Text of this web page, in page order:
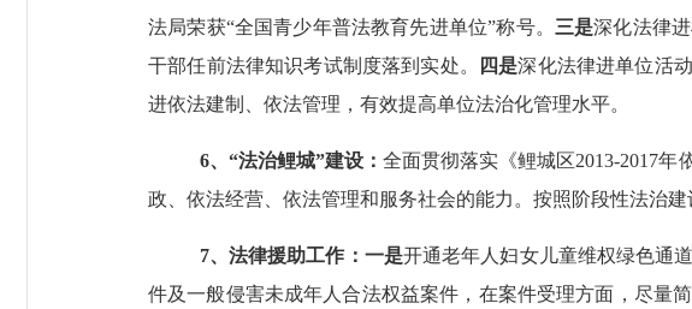
法局荣获“全国青少年普法教育先进单位”称号。 三是深化法律
干部任前法律知识考试制度落到实处。
四是深化法律进单位活
进依法建制、依法管理，有效提高单位法治化管理水平。
6、 “法治鲤城”建设：全面贯彻落实《鲤城区2013-2017年
政、依法经营、依法管理和服务社会的能力。按照阶段性法治
7、法律援助工作：一是开通老年人妇女儿童维权绿色通
件及一般侵害未成年人合法权益案件，在案件受理方面，尽量